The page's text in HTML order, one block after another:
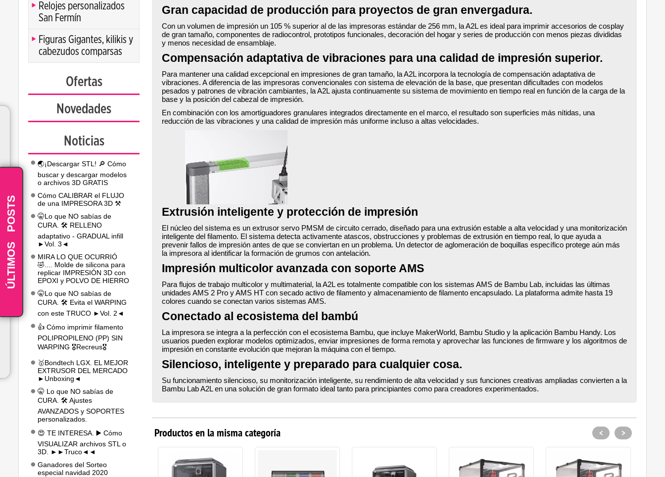
Relojes personalizados
San Fermín
Figuras Gigantes, kilikis y
cabezudos comparsas
Ofertas
Novedades
Noticias
🌏¡Descargar STL! 🔎 Cómo
buscar y descargar modelos
o archivos 3D GRATIS
Cómo CALIBRAR el FLUJO
de una IMPRESORA 3D ⚒️
🤫Lo que NO sabías de
CURA. 🛠️ RELLENO
adaptativo - GRADUAL infill
►Vol. 3◄
MIRA LO QUE OCURRIÓ
🤣.... Molde de silicona para
replicar IMPRESIÓN 3D con
EPOXI y POLVO DE HIERRO
🤫Lo que NO sabías de
CURA. 🛠️ Evita el WARPING
con este TRUCO ►Vol. 2◄
👍 Cómo imprimir filamento
POLIPROPILENO (PP) SIN
WARPING 🎖️Recreus🎖️
🥇Bondtech LGX. EL MEJOR
EXTRUSOR DEL MERCADO
►Unboxing◄
🤫 Lo que NO sabías de
CURA. 🛠️ Ajustes
AVANZADOS y SOPORTES
personalizados.
😍 TE INTERESA. ▶️ Cómo
VISUALIZAR archivos STL o
3D. ►►Truco◄◄
Ganadores del Sorteo
especial navidad 2020
Gran capacidad de producción para proyectos de gran envergadura.
Con un volumen de impresión un 105 % superior al de las impresoras estándar de 256 mm, la A2L es ideal para imprimir accesorios de cosplay
de gran tamaño, componentes de radiocontrol, prototipos funcionales, decoración del hogar y series de producción con menos piezas divididas
y menos necesidad de ensamblaje.
Compensación adaptativa de vibraciones para una calidad de impresión superior.
Para mantener una calidad excepcional en impresiones de gran tamaño, la A2L incorpora la tecnología de compensación adaptativa de
vibraciones. A diferencia de las impresoras convencionales con sistema de elevación de la base, que presentan dificultades con modelos
pesados ​​y patrones de vibración cambiantes, la A2L ajusta continuamente su sistema de movimiento en tiempo real en función de la carga de la
base y la posición del cabezal de impresión.
En combinación con los amortiguadores granulares integrados directamente en el marco, el resultado son superficies más nítidas, una
reducción de las vibraciones y una calidad de impresión más uniforme incluso a altas velocidades.
Extrusión inteligente y protección de impresión
El núcleo del sistema es un extrusor servo PMSM de circuito cerrado, diseñado para una extrusión estable a alta velocidad y una monitorización
inteligente del filamento. El sistema detecta activamente atascos, obstrucciones y problemas de extrusión en tiempo real, lo que ayuda a
prevenir fallos de impresión antes de que se conviertan en un problema. Un detector de aglomeración de boquillas específico protege aún más
la impresora al identificar la formación de grumos con antelación.
Impresión multicolor avanzada con soporte AMS
Para flujos de trabajo multicolor y multimaterial, la A2L es totalmente compatible con los sistemas AMS de Bambu Lab, incluidas las últimas
unidades AMS 2 Pro y AMS HT con secado activo de filamento y almacenamiento de filamento encapsulado. La plataforma admite hasta 19
colores cuando se conectan varios sistemas AMS.
Conectado al ecosistema del bambú
La impresora se integra a la perfección con el ecosistema Bambu, que incluye MakerWorld, Bambu Studio y la aplicación Bambu Handy. Los
usuarios pueden explorar modelos optimizados, enviar impresiones de forma remota y aprovechar las funciones de firmware y los algoritmos de
impresión en constante evolución que mejoran la máquina con el tiempo.
Silencioso, inteligente y preparado para cualquier cosa.
Su funcionamiento silencioso, su monitorización inteligente, su rendimiento de alta velocidad y sus funciones creativas ampliadas convierten a la
Bambu Lab A2L en una solución de gran formato ideal tanto para principiantes como para creadores experimentados.
Productos en la misma categoría < >
ÚLTIMOS
POSTS